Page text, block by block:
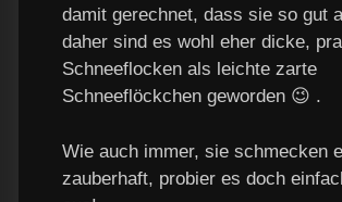
damit gerechnet, dass sie so gut
daher sind es wohl eher dicke,
Schneeflocken als leichte zarte
Schneeflöckchen geworden 😉 .
Wie auch immer, sie schmecken
zauberhaft, probier es doch